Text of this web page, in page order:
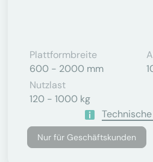
Plattformbreite
600 - 2000 mm
Nutzlast
120 - 1000 kg
Nur für Geschäftskunden